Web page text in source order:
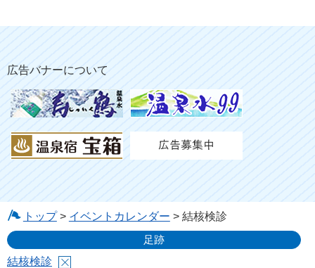
広告バナーについて
トップ> イベントカレンダー > 結核検診
足跡
結核検診